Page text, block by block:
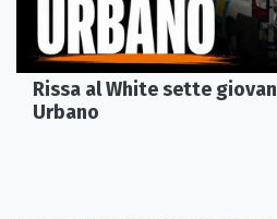
Rissa al White sette
Urbano